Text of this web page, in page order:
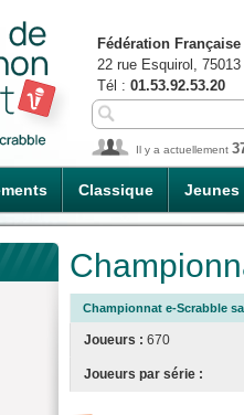
Classique Jeunes
Fédération
22 rue Esquirol,
Tél : 01.53.92.53.20
Il y a actuellement
Championnat e-Scrabble
Joueurs : 670
Joueurs par série :